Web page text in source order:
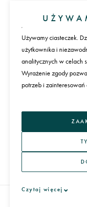
Zaloguj się
Używamy ciasteczek.
użytkownika i
analitycznych w celach
Wyrażenie zgody
potrzeb i
Czytaj więcej